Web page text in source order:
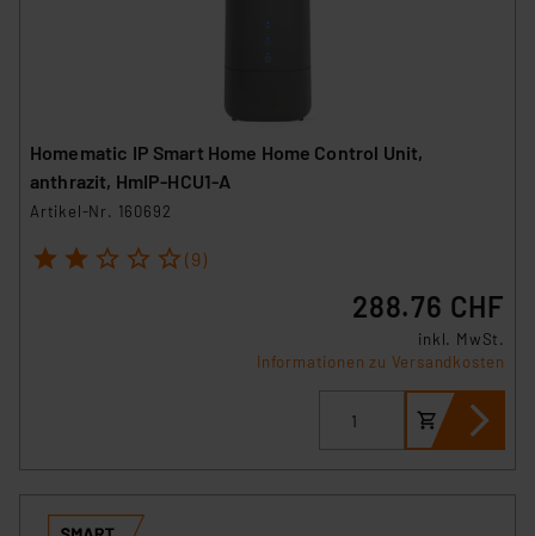
Homematic IP Smart Home Home Control Unit,
anthrazit, HmIP-HCU1-A
Artikel-Nr. 160692
1 2 3 4 5 (9)
288.76 CHF
inkl. MwSt.
Informationen zu Versandkosten